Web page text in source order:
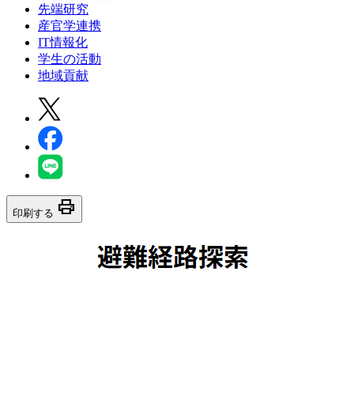
先端研究
産官学連携
IT情報化
学生の活動
地域貢献
印刷する print